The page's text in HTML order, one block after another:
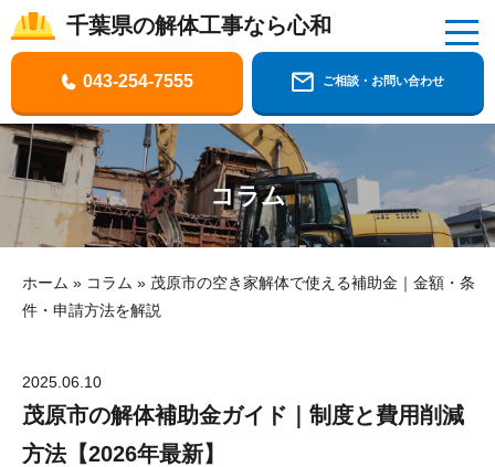
千葉県の解体工事なら心和
千葉県の解体工事なら株式会社心和
043-254-7555 ご相談・お問い合わせ
コラム
ホーム » コラム » 茂原市の空き家解体で使える補助金｜金額・条
件・申請方法を解説
2025.06.10
茂原市の解体補助金ガイド｜制度と費用削減
方法【2026年最新】